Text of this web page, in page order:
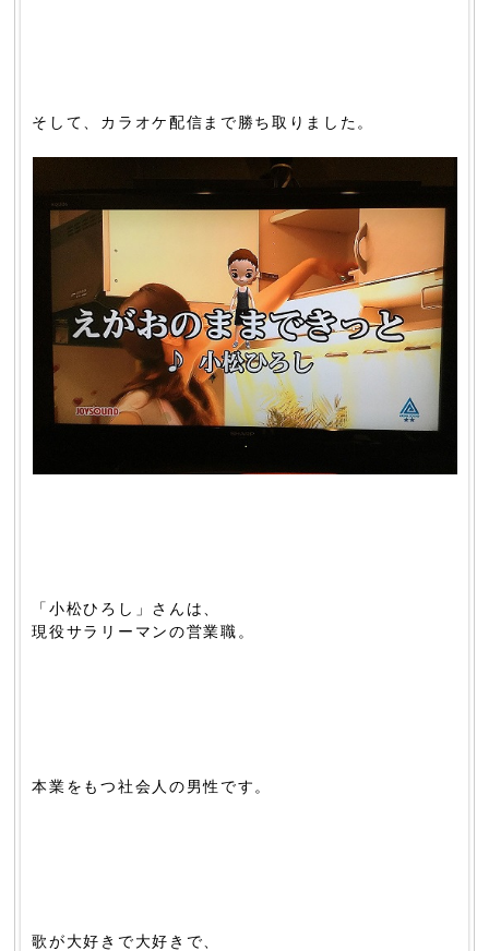
そして、カラオケ配信まで勝ち取りました。
「小松ひろし」さんは、
現役サラリーマンの営業職。
本業をもつ社会人の男性です。
歌が大好きで大好きで、